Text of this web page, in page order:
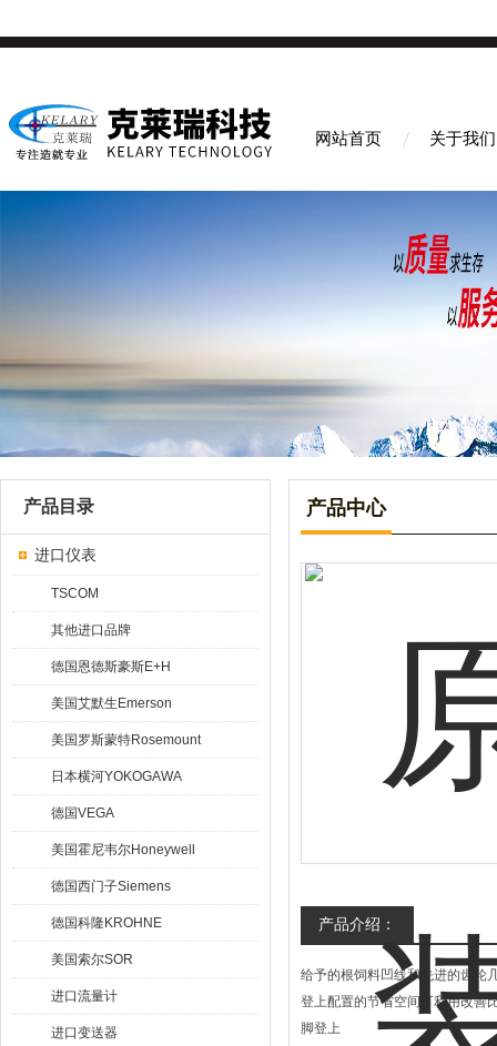
网站首页 关于我们
产品目录
进口仪表
TSCOM
其他进口品牌
德国恩德斯豪斯E+H
美国艾默生Emerson
美国罗斯蒙特Rosemount
日本横河YOKOGAWA
德国VEGA
美国霍尼韦尔Honeywell
德国西门子Siemens
德国科隆KROHNE
美国索尔SOR
进口流量计
进口变送器
产品中心
产品介绍：
给予的根饲料凹线和先进的齿轮
登上配置的节省空间可利用改善
脚登上